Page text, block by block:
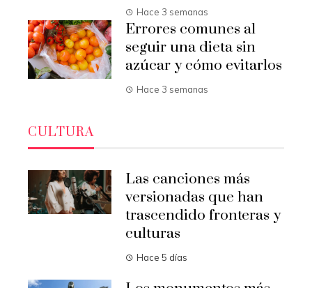
Hace 3 semanas
Errores comunes al
seguir una dieta sin
azúcar y cómo evitarlos
Hace 3 semanas
CULTURA
Las canciones más
versionadas que han
trascendido fronteras y
culturas
Hace 5 días